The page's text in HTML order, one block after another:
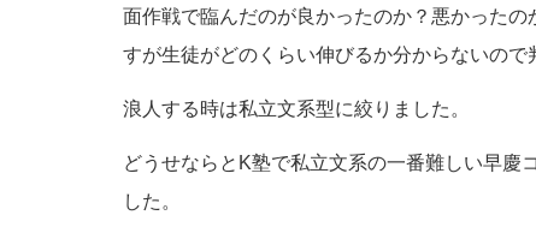
面作戦で臨んだのが良かったのか？悪かった
すが生徒がどのくらい伸びるか分からないので
浪人する時は私立文系型に絞りました。
どうせならとK塾で私立文系の一番難しい早慶
した。